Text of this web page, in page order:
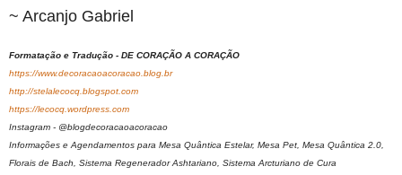
~ Arcanjo Gabriel
Formatação e Tradução - DE CORAÇÃO A CORAÇÃO
https://www.decoracaoacoracao.blog.br
http://stelalecocq.blogspot.com
https://lecocq.wordpress.com
Instagram - @blogdecoracaoacoracao
Informações e Agendamentos para Mesa Quântica Estelar, Mesa Pet, Mesa Quântica 2.0,
Florais de Bach, Sistema Regenerador Ashtariano, Sistema Arcturiano de Cura